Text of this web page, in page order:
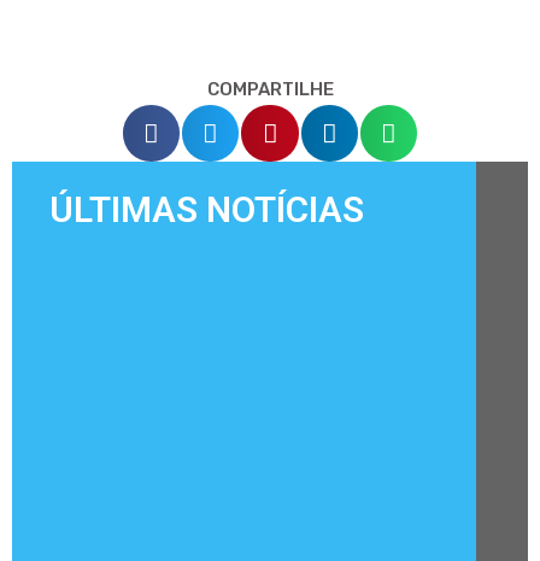
COMPARTILHE
ÚLTIMAS NOTÍCIAS